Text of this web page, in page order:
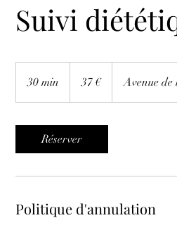
Suivi
30 min
0
n
37 € Avenue de
Réserver
Politique d'annulation